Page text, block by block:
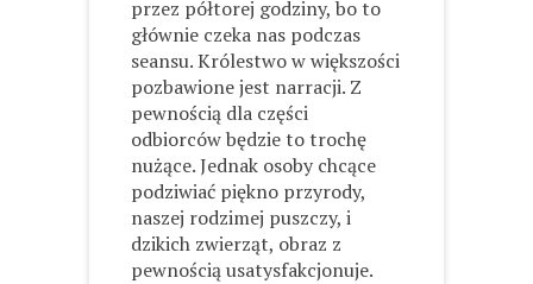
przez półtorej godziny, bo to
głównie czeka nas podczas
seansu. Królestwo w większości
pozbawione jest narracji. Z
pewnością dla części
odbiorców będzie to trochę
nużące. Jednak osoby chcące
podziwiać piękno przyrody,
naszej rodzimej puszczy, i
dzikich zwierząt, obraz z
pewnością usatysfakcjonuje.